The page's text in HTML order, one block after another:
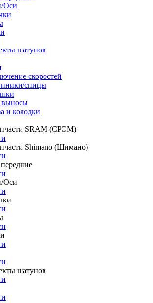
Оси
шатунов
скоростей
спицы
выносы
и колодки
SRAM (СРЭМ)
Shimano (Шимано)
Оси
шатунов